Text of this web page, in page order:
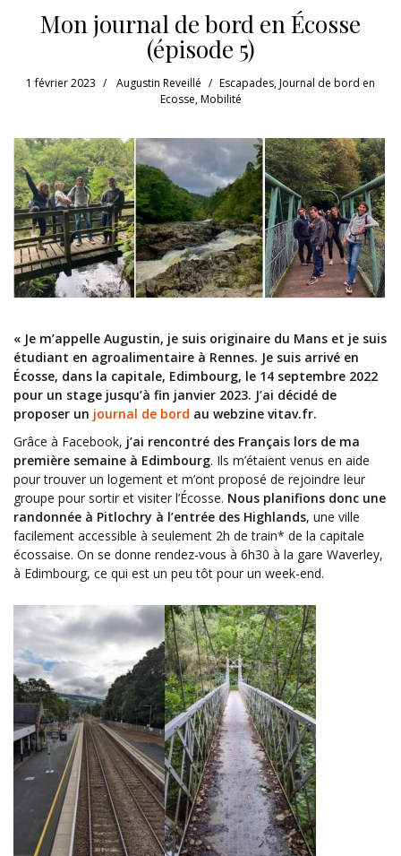
Mon journal de bord en Écosse
(épisode 5)
1 février 2023 Augustin Reveillé Escapades,Journal de bord en
Ecosse,Mobilité
« Je m’appelle Augustin, je suis originaire du Mans et je suis
étudiant en agroalimentaire à Rennes. Je suis arrivé en
Écosse, dans la capitale, Edimbourg, le 14 septembre 2022
pour un stage jusqu’à fin janvier 2023. J’ai décidé de
proposer un journal de bord au webzine vitav.fr.
Grâce à Facebook, j’ai rencontré des Français lors de ma
première semaine à Edimbourg. Ils m’étaient venus en aide
pour trouver un logement et m’ont proposé de rejoindre leur
groupe pour sortir et visiter l’Écosse. Nous planifions donc une
randonnée à Pitlochry à l’entrée des Highlands, une ville
facilement accessible à seulement 2h de train* de la capitale
écossaise. On se donne rendez-vous à 6h30 à la gare Waverley,
à Edimbourg, ce qui est un peu tôt pour un week-end.